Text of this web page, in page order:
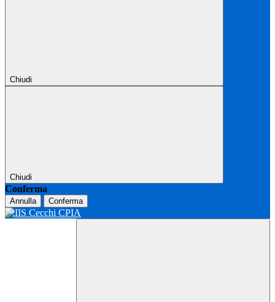
Chiudi
Chiudi
Conferma
Annulla Conferma